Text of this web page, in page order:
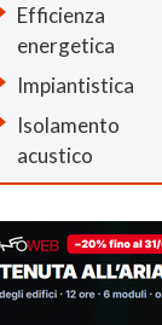
Efficienza
energetica
Impiantistica
Isolamento
acustico